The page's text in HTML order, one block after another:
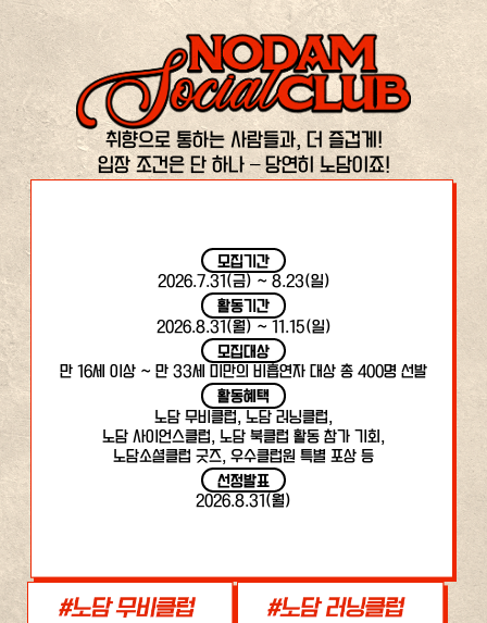
취향으로 통하는 사람들과, 더 즐겁게!
입장 조건은 단 하나 – 당연히 노담이죠!
모집기간
2026.7.31(금) ~ 8.23(일)
활동기간
2026.8.31(월) ~ 11.15(일)
모집대상
만 16세 이상 ~ 만 33세 미만의 비흡연자 대상 총 400명 선발
활동혜택
노담 무비클럽, 노담 러닝클럽,
노담 사이언스클럽, 노담 북클럽 활동 참가 기회,
노담소셜클럽 굿즈, 우수클럽원 특별 포상 등
선정발표
2026.8.31(월)